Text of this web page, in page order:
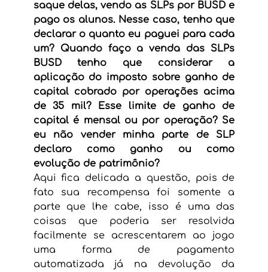
saque delas, vendo as SLPs por BUSD e
pago os alunos. Nesse caso, tenho que
declarar o quanto eu paguei para cada
um? Quando faço a venda das SLPs
BUSD tenho que considerar a
aplicação do imposto sobre ganho de
capital cobrado por operações acima
de 35 mil? Esse limite de ganho de
capital é mensal ou por operação? Se
eu não vender minha parte de SLP
declaro como ganho ou como
evolução de patrimônio?
Aqui fica delicada a questão, pois de
fato sua recompensa foi somente a
parte que lhe cabe, isso é uma das
coisas que poderia ser resolvida
facilmente se acrescentarem ao jogo
uma forma de pagamento
automatizada já na devolução da